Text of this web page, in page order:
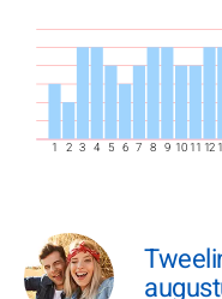
1 2 3 4 5 6 7 8 9 10 11 12